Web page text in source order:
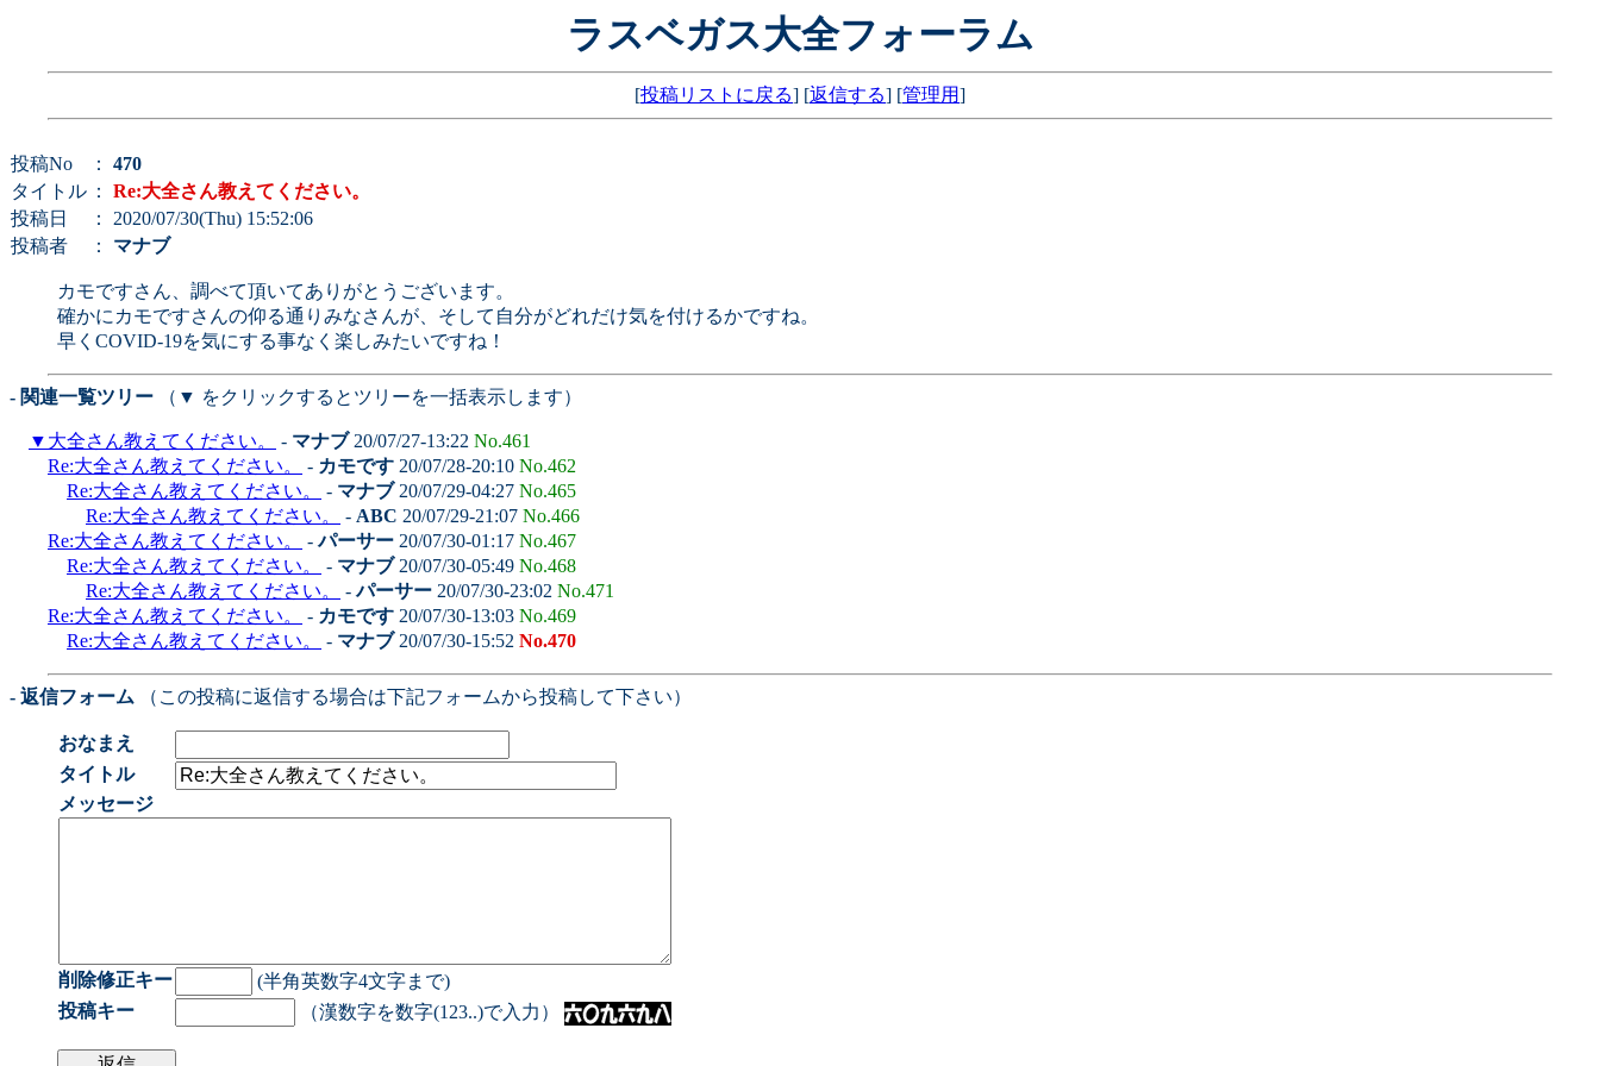
ラスベガス大全フォーラム
[投稿リストに戻る] [返信する] [管理用]
投稿No ： 470
タイトル ： Re:大全さん教えてください。
投稿日
： 2020/07/30(Thu) 15:52:06
投稿者
： マナブ
カモですさん、調べて頂いてありがとうございます。
確かにカモですさんの仰る通りみなさんが、そして自分がどれだけ気を付けるかですね。
早くCOVID-19を気にする事なく楽しみたいですね！
- 関連一覧ツリー （▼ をクリックするとツリーを一括表示します）
▼ 大全さん教えてください。 - マナブ20/07/27-13:22 No.461
Re:大全さん教えてください。
- カモです 20/07/28-20:10 No.462
Re:大全さん教えてください。
- マナブ20/07/29-04:27 No.465
Re:大全さん教えてください。
- ABC 20/07/29-21:07 No.466
Re:大全さん教えてください。
-パーサー 20/07/30-01:17 No.467
Re:大全さん教えてください。
- マナブ20/07/30-05:49 No.468
Re:大全さん教えてください。
-パーサー 20/07/30-23:02 No.471
Re:大全さん教えてください。
- カモです 20/07/30-13:03 No.469
Re:大全さん教えてください。
- マナブ20/07/30-15:52 No.470
- 返信フォーム （この投稿に返信する場合は下記フォームから投稿して下さい）
おなまえ
タイトル
メッセージ
削除修正キー
(半角英数字4文字まで)
投稿キー
（漢数字を数字(123..)で入力）